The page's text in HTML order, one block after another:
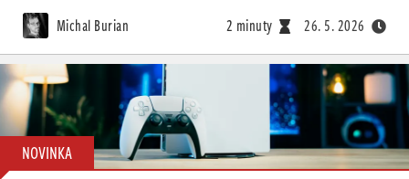
Michal Burian 2 minuty 26. 5. 2026
NOVINKA